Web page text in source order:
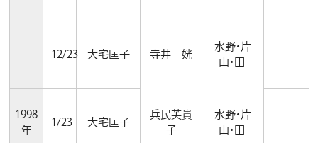
12/23 大宅匡子 寺井 姯
水野・片
山・田
1998
年
1/23 大宅匡子
兵民芙貴
子
水野・片
山・田